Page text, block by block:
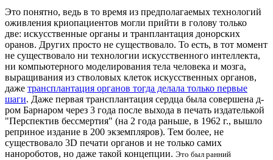
Это понятно, ведь в то время из предполагаемых технологий
оживления криопациентов могли прийти в голову только
две: искусственные органы и транплантация донорских
оранов. Других просто не существовало. То есть, в тот момент
не существовало ни технологии искусственного интеллекта,
ни компьютерного моделирования тела человека и мозга,
выращивания из стволовых клеток искусственных органов,
даже трансплантация органов тогда делала только первые
шаги. Даже первая трансплантация сердца была совершена д-
ром Барнаром через 3 года после выхода в печать издателькой
"Перспектив бессмертия" (на 2 года раньше, в 1962 г., вышло
реприное издание в 200 экземпляров). Тем более, не
существовало 3D печати органов и не только самих
нанороботов, но даже такой концепции. Это был ранний